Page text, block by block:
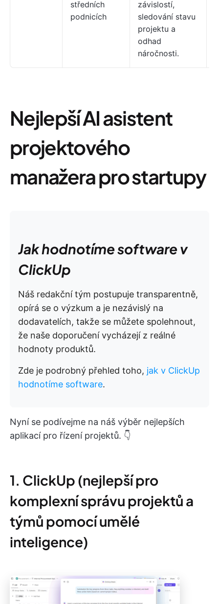
středních
podnicích
závislostí,
sledování stavu
projektu a
odhad
náročnosti.
Nejlepší AI asistent
projektového
manažera pro startupy
Jak hodnotíme software v
ClickUp
Náš redakční tým postupuje transparentně,
opírá se o výzkum a je nezávislý na
dodavatelích, takže se můžete spolehnout,
že naše doporučení vycházejí z reálné
hodnoty produktů.
Zde je podrobný přehled toho, jak v ClickUp
hodnotíme software.
Nyní se podívejme na náš výběr nejlepších
aplikací pro řízení projektů. 👇
1. ClickUp (nejlepší pro
komplexní správu projektů a
týmů pomocí umělé
inteligence)